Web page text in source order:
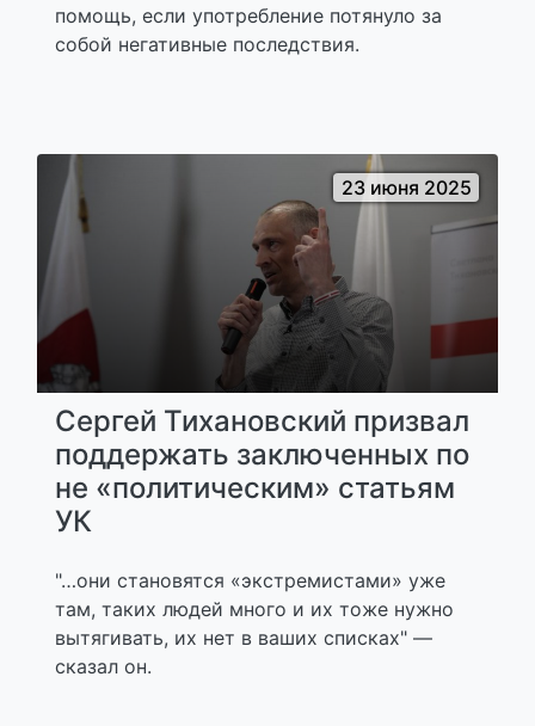
помощь, если употребление потянуло за
собой негативные последствия.
23 июня 2025
Сергей Тихановский призвал
поддержать заключенных по
не «политическим» статьям
УК
"…они становятся «экстремистами» уже
там, таких людей много и их тоже нужно
вытягивать, их нет в ваших списках" —
сказал он.